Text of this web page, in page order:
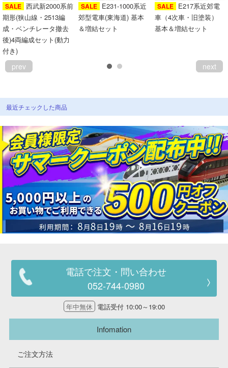
SALE 西武新2000系前
期形(狭山線・2513編
成・ベンチレータ撤去
後)4両編成セット(動力
付き)
SALE E231-1000系近
郊型電車(東海道) 基本
＆増結セット
SALE E217系近郊電
車（4次車・旧塗装）
基本＆増結セット
prev next
最近チェックした商品
電話で注文・問い合わせ
052-744-0980
年中無休 電話受付 10:00～19:00
Infomation
ご注文方法